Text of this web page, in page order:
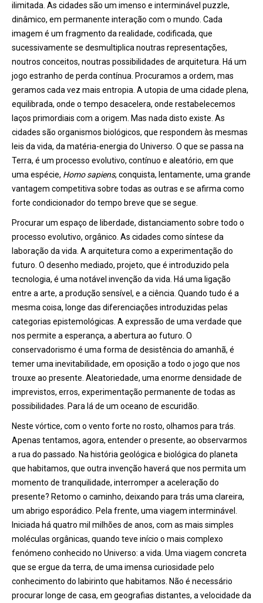
ilimitada. As cidades são um imenso e interminável puzzle,
dinâmico, em permanente interação com o mundo. Cada
imagem é um fragmento da realidade, codificada, que
sucessivamente se desmultiplica noutras representações,
noutros conceitos, noutras possibilidades de arquitetura. Há um
jogo estranho de perda contínua. Procuramos a ordem, mas
geramos cada vez mais entropia. A utopia de uma cidade plena,
equilibrada, onde o tempo desacelera, onde restabelecemos
laços primordiais com a origem. Mas nada disto existe. As
cidades são organismos biológicos, que respondem às mesmas
leis da vida, da matéria-energia do Universo. O que se passa na
Terra, é um processo evolutivo, contínuo e aleatório, em que
uma espécie, Homo sapiens, conquista, lentamente, uma grande
vantagem competitiva sobre todas as outras e se afirma como
forte condicionador do tempo breve que se segue.
Procurar um espaço de liberdade, distanciamento sobre todo o
processo evolutivo, orgânico. As cidades como síntese da
laboração da vida. A arquitetura como a experimentação do
futuro. O desenho mediado, projeto, que é introduzido pela
tecnologia, é uma notável invenção da vida. Há uma ligação
entre a arte, a produção sensível, e a ciência. Quando tudo é a
mesma coisa, longe das diferenciações introduzidas pelas
categorias epistemológicas. A expressão de uma verdade que
nos permite a esperança, a abertura ao futuro. O
conservadorismo é uma forma de desistência do amanhã, é
temer uma inevitabilidade, em oposição a todo o jogo que nos
trouxe ao presente. Aleatoriedade, uma enorme densidade de
imprevistos, erros, experimentação permanente de todas as
possibilidades. Para lá de um oceano de escuridão.
Neste vórtice, com o vento forte no rosto, olhamos para trás.
Apenas tentamos, agora, entender o presente, ao observarmos
a rua do passado. Na história geológica e biológica do planeta
que habitamos, que outra invenção haverá que nos permita um
momento de tranquilidade, interromper a aceleração do
presente? Retomo o caminho, deixando para trás uma clareira,
um abrigo esporádico. Pela frente, uma viagem interminável.
Iniciada há quatro mil milhões de anos, com as mais simples
moléculas orgânicas, quando teve início o mais complexo
fenómeno conhecido no Universo: a vida. Uma viagem concreta
que se ergue da terra, de uma imensa curiosidade pelo
conhecimento do labirinto que habitamos. Não é necessário
procurar longe de casa, em geografias distantes, a velocidade da